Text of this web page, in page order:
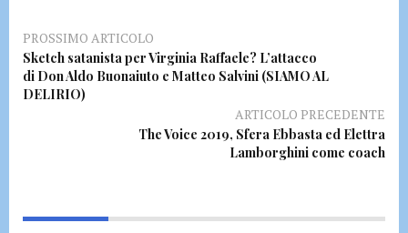
PROSSIMO ARTICOLO
Sketch satanista per Virginia Raffaele? L’attacco
di Don Aldo Buonaiuto e Matteo Salvini (SIAMO AL
DELIRIO)
ARTICOLO PRECEDENTE
The Voice 2019, Sfera Ebbasta ed Elettra
Lamborghini come coach